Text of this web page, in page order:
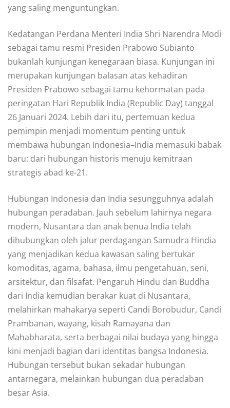
yang saling menguntungkan.
Kedatangan Perdana Menteri India Shri Narendra Modi
sebagai tamu resmi Presiden Prabowo Subianto
bukanlah kunjungan kenegaraan biasa. Kunjungan ini
merupakan kunjungan balasan atas kehadiran
Presiden Prabowo sebagai tamu kehormatan pada
peringatan Hari Republik India (Republic Day) tanggal
26 Januari 2024. Lebih dari itu, pertemuan kedua
pemimpin menjadi momentum penting untuk
membawa hubungan Indonesia–India memasuki babak
baru: dari hubungan historis menuju kemitraan
strategis abad ke-21.
Hubungan Indonesia dan India sesungguhnya adalah
hubungan peradaban. Jauh sebelum lahirnya negara
modern, Nusantara dan anak benua India telah
dihubungkan oleh jalur perdagangan Samudra Hindia
yang menjadikan kedua kawasan saling bertukar
komoditas, agama, bahasa, ilmu pengetahuan, seni,
arsitektur, dan filsafat. Pengaruh Hindu dan Buddha
dari India kemudian berakar kuat di Nusantara,
melahirkan mahakarya seperti Candi Borobudur, Candi
Prambanan, wayang, kisah Ramayana dan
Mahabharata, serta berbagai nilai budaya yang hingga
kini menjadi bagian dari identitas bangsa Indonesia.
Hubungan tersebut bukan sekadar hubungan
antarnegara, melainkan hubungan dua peradaban
besar Asia.